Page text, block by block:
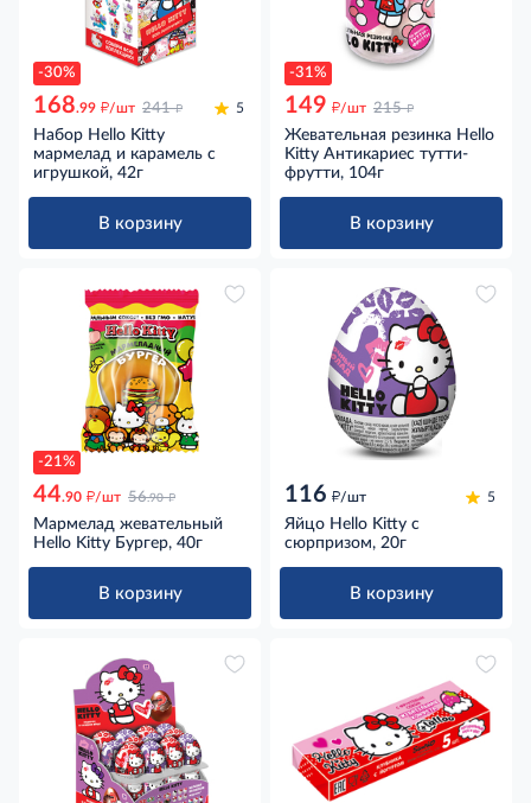
-30%
168.99 д/шт 241 д 5
Набор Hello Kitty
мармелад и карамель с
игрушкой, 42г
В корзину
-31%
149 д/шт 215 д
Жевательная резинка Hello
Kitty Антикариес тутти-
фрутти, 104г
В корзину
-21%
44.90 д/шт 56.90 д
Мармелад жевательный
Hello Kitty Бургер, 40г
В корзину
116 д/шт 5
Яйцо Hello Kitty с
сюрпризом, 20г
В корзину